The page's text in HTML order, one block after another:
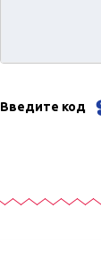
Введите код